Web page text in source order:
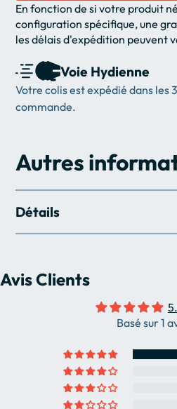
En fonction de si votre produit
configuration spécifique, une
les délais d'expédition peuvent
Voie Hydienne
Votre colis est expédié dans les
commande.
Autres
Détails
Avis Clients
Basé sur 1